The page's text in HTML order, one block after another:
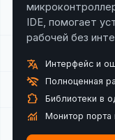
IDE, помогает
рабочей без
translate Интерфейс и
wifi_off Полноценная
extension Библиотеки в
monitoring Монитор порта